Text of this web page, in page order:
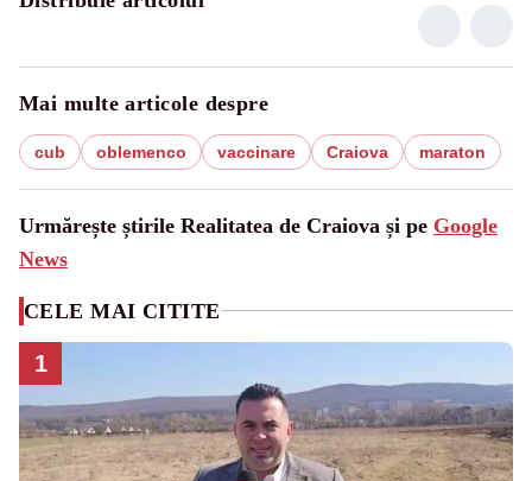
Mai multe articole despre
cub oblemenco vaccinare Craiova maraton
Urmărește știrile Realitatea de Craiova și pe Google
News
CELE MAI CITITE
1